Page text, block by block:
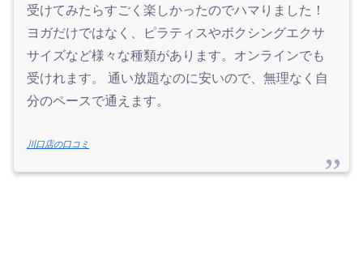
受けてみたらすごく楽しかったのでハマりました！
ヨガだけではなく、ピラティスやボクシングエクサ
サイズなど様々な種類があります。オンラインでも
受けれます。 通い放題なのに安いので、無理なく自
分のペースで通えます。
川口店の口コミ